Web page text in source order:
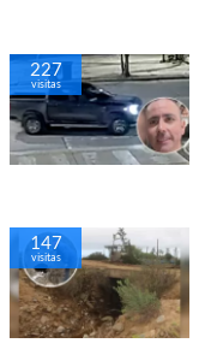
227
visitas
147
visitas